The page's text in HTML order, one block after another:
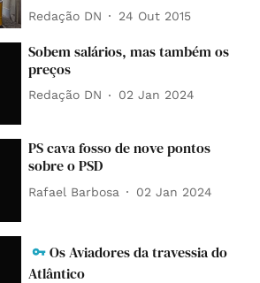
Redação DN 24 Out 2015
Sobem salários, mas também os
preços
Redação DN 02 Jan 2024
PS cava fosso de nove pontos
sobre o PSD
Rafael Barbosa 02 Jan 2024
Os Aviadores da travessia do
Atlântico